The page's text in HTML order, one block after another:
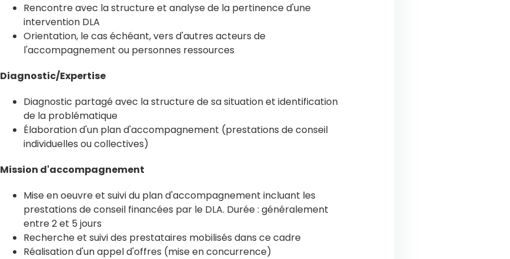
Rencontre avec la structure et analyse de la pertinence d'une
intervention DLA
Orientation, le cas échéant, vers d'autres acteurs de
l'accompagnement ou personnes ressources
Diagnostic/Expertise
Diagnostic partagé avec la structure de sa situation et identification
de la problématique
Élaboration d'un plan d'accompagnement (prestations de conseil
individuelles ou collectives)
Mission d'accompagnement
Mise en oeuvre et suivi du plan d'accompagnement incluant les
prestations de conseil financées par le DLA. Durée : généralement
entre 2 et 5 jours
Recherche et suivi des prestataires mobilisés dans ce cadre
Réalisation d'un appel d'offres (mise en concurrence)